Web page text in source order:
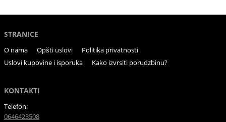
STRANICE
O nama Opšti uslovi
Politika privatnosti
Uslovi kupovine i isporuka
Kako izvrsiti porudzbinu?
KONTAKTI
Telefon:
0646423508